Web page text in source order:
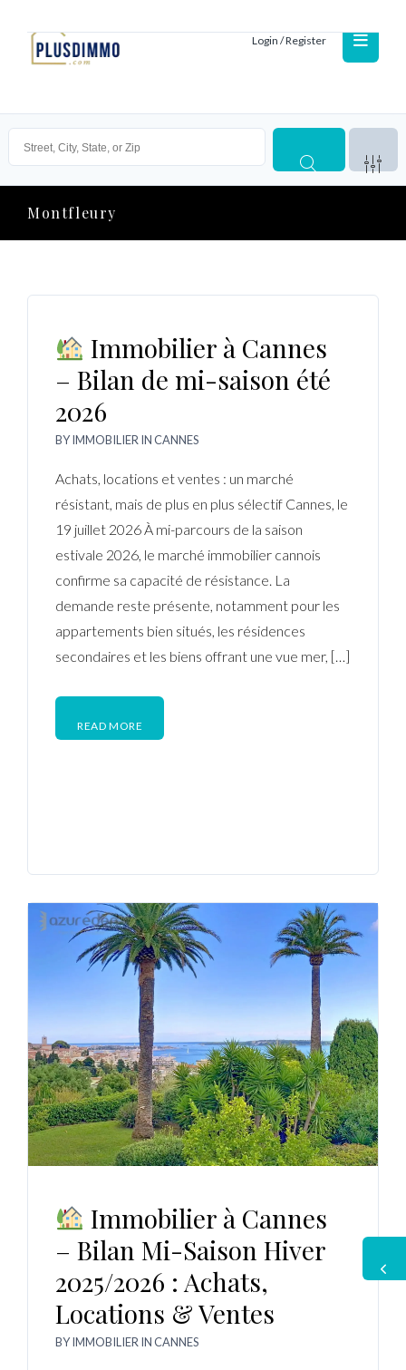
Login / Register
Montfleury
Immobilier à Cannes
– Bilan de mi-saison été
2026
BYIMMOBILIER INCANNES
Achats, locations et ventes : un marché
résistant, mais de plus en plus sélectif Cannes, le
19 juillet 2026 À mi-parcours de la saison
estivale 2026, le marché immobilier cannois
confirme sa capacité de résistance. La
demande reste présente, notamment pour les
appartements bien situés, les résidences
secondaires et les biens offrant une vue mer, […]
READ MORE
Immobilier à Cannes
– Bilan Mi-Saison Hiver
2025/2026 : Achats,
Locations & Ventes
BYIMMOBILIER INCANNES